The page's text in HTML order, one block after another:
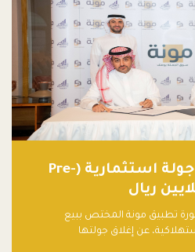
تطبيق مونة يغلق جولة استثمارية (Pre-
تطبيق مونة المختص ببيع
عن إغلاق جولتها